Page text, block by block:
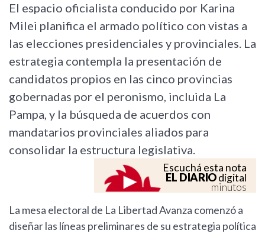
El espacio oficialista conducido por Karina
Milei planifica el armado político con vistas a
las elecciones presidenciales y provinciales. La
estrategia contempla la presentación de
candidatos propios en las cinco provincias
gobernadas por el peronismo, incluida La
Pampa, y la búsqueda de acuerdos con
mandatarios provinciales aliados para
consolidar la estructura legislativa.
Escuchá esta nota
EL DIARIOdigital
minutos
La mesa electoral de La Libertad Avanza comenzó a
diseñar las líneas preliminares de su estrategia política